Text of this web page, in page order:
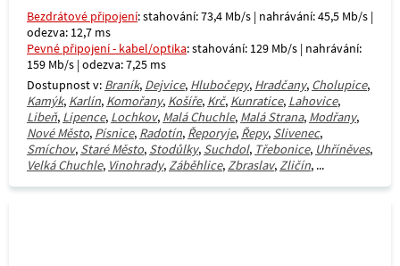
Bezdrátové připojení: stahování: 73,4 Mb/s | nahrávání: 45,5 Mb/s |
odezva: 12,7 ms
Pevné připojení - kabel/optika: stahování: 129 Mb/s | nahrávání:
159 Mb/s | odezva: 7,25 ms
Dostupnost v: Braník, Dejvice, Hlubočepy, Hradčany, Cholupice,
Kamýk, Karlín, Komořany, Košíře, Krč, Kunratice, Lahovice,
Libeň, Lipence, Lochkov, Malá Chuchle, Malá Strana, Modřany,
Nové Město, Písnice, Radotín, Řeporyje, Řepy, Slivenec,
Smíchov, Staré Město, Stodůlky, Suchdol, Třebonice, Uhříněves,
Velká Chuchle, Vinohrady,Záběhlice,Zbraslav,Zličín, ...